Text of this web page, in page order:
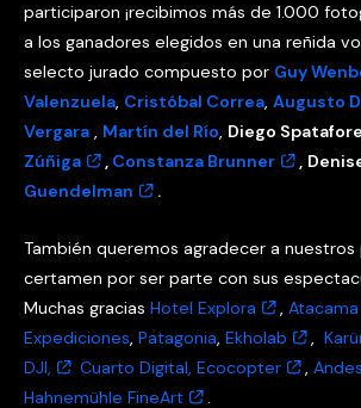
participaron ¡recibimos más de 1.000
a los ganadores elegidos en una reñida
selecto jurado compuesto por Guy
Valenzuela, Cristóbal Correa, Augusto
Vergara , Martín del Río, Diego
Zúñiga
, Constanza Brunner ,
Guendelman
.
También queremos agradecer a
certamen por ser parte con sus
Muchas gracias Hotel Explora ,
Expediciones, Patagonia, Ekholab ,
DJI,
Cuarto Digital, Ecocopter ,
Hahnemühle FineArt
.